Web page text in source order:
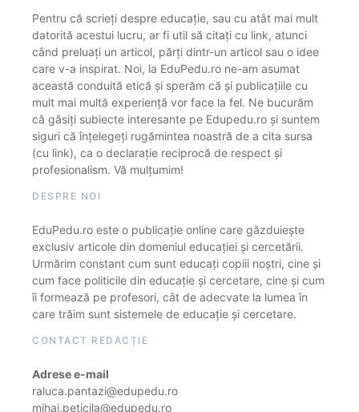
Pentru că scrieți despre educație, sau cu atât mai mult
datorită acestui lucru, ar fi util să citați cu link, atunci
când preluați un articol, părți dintr-un articol sau o idee
care v-a inspirat. Noi, la EduPedu.ro ne-am asumat
această conduită etică și sperăm că și publicațiile cu
mult mai multă experiență vor face la fel. Ne bucurăm
că găsiți subiecte interesante pe Edupedu.ro și suntem
siguri că înțelegeți rugămintea noastră de a cita sursa
(cu link), ca o declarație reciprocă de respect și
profesionalism. Vă mulțumim!
DESPRE NOI
EduPedu.ro este o publicație online care găzduiește
exclusiv articole din domeniul educației și cercetării.
Urmărim constant cum sunt educați copiii noștri, cine și
cum face politicile din educație și cercetare, cine și cum
îi formează pe profesori, cât de adecvate la lumea în
care trăim sunt sistemele de educație și cercetare.
CONTACT REDACȚIE
Adrese e-mail
raluca.pantazi@edupedu.ro
mihai.peticila@edupedu.ro